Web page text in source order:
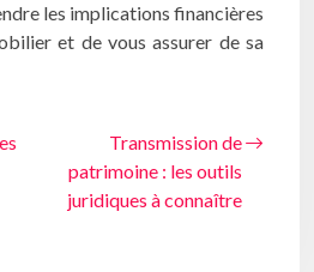
les implications financières
et de vous assurer de sa
Transmission de
patrimoine : les outils
juridiques à connaître